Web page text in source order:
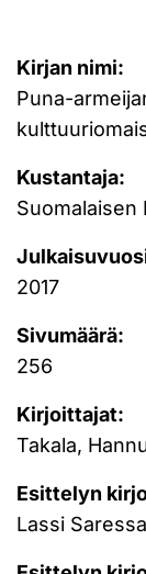
Kirjan nimi:
Puna-
Kustantaja:
Suomalaisen
2017
Sivumäärä:
256
Kirjoittajat:
Takala,
Esittelyn
Lassi